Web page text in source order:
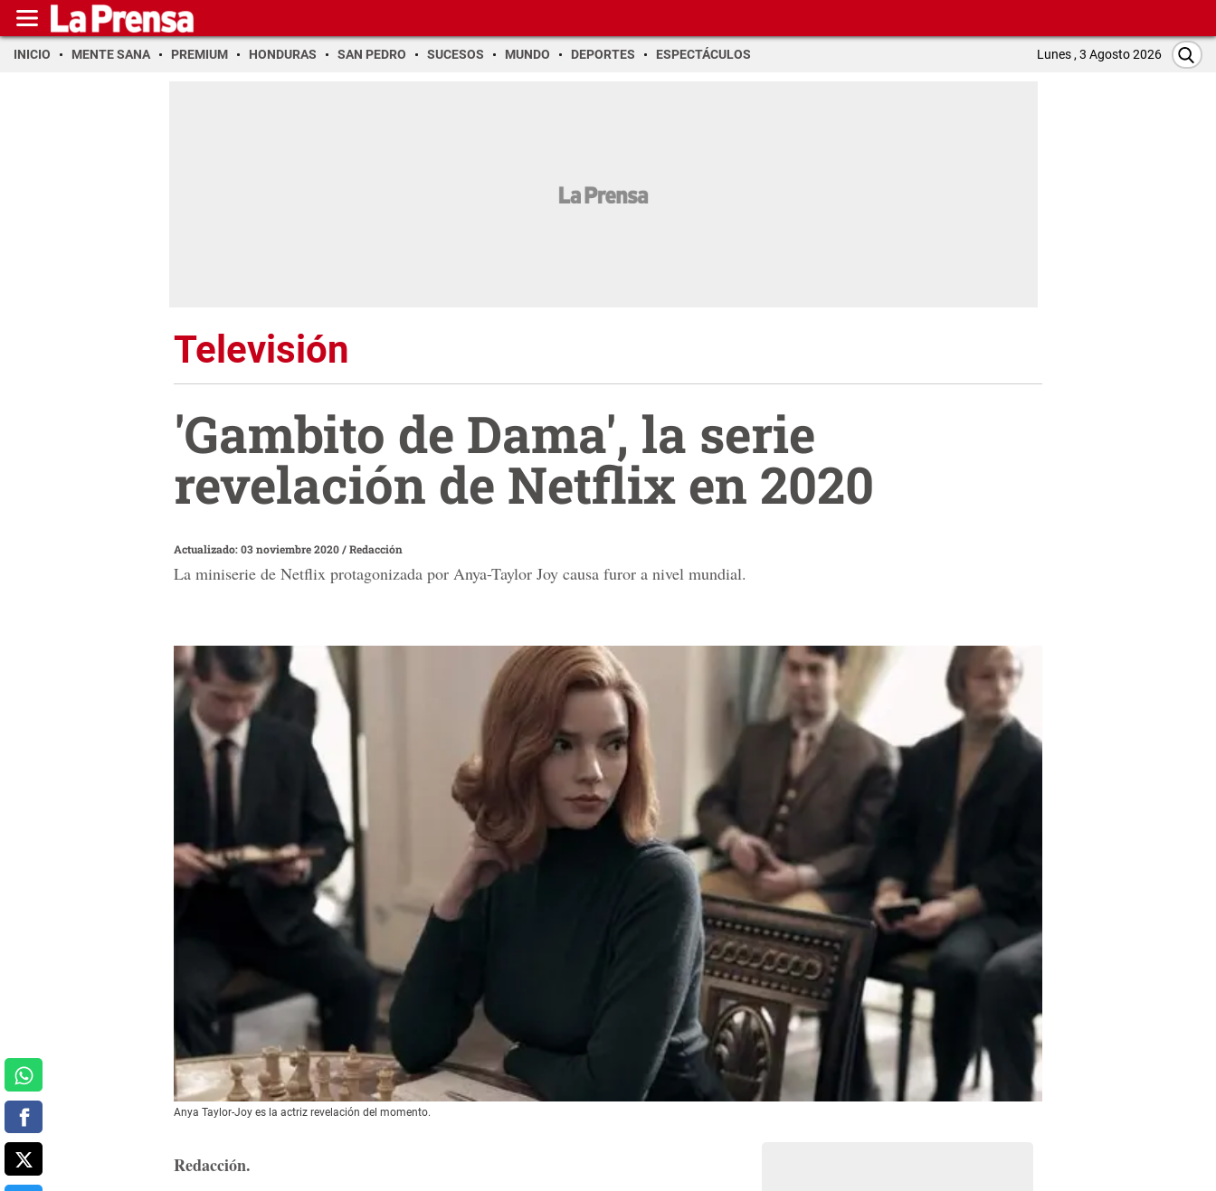
INICIO MENTE SANA PREMIUM HONDURAS SAN PEDRO SUCESOS MUNDO DEPORTES ESPECTÁCULOS Lunes , 3 Agosto 2026
Televisión
'Gambito de Dama', la serie
revelación de Netflix en 2020
Actualizado: 03 noviembre 2020/Redacción
La miniserie de Netflix protagonizada por Anya-Taylor Joy causa furor a nivel mundial.
Anya Taylor-Joy es la actriz revelación del momento.
Redacción.